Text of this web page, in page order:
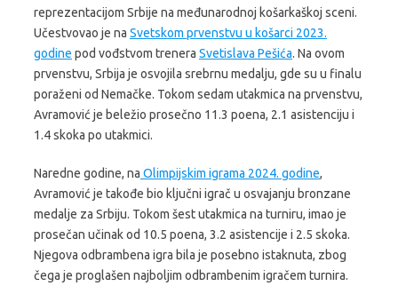
reprezentacijom Srbije na međunarodnoj košarkaškoj sceni.
Učestvovao je na Svetskom prvenstvu u košarci 2023.
godine pod vođstvom trenera Svetislava Pešića. Na ovom
prvenstvu, Srbija je osvojila srebrnu medalju, gde su u finalu
poraženi od Nemačke. Tokom sedam utakmica na prvenstvu,
Avramović je beležio prosečno 11.3 poena, 2.1 asistenciju i
1.4 skoka po utakmici.
Naredne godine, na Olimpijskim igrama 2024. godine,
Avramović je takođe bio ključni igrač u osvajanju bronzane
medalje za Srbiju. Tokom šest utakmica na turniru, imao je
prosečan učinak od 10.5 poena, 3.2 asistencije i 2.5 skoka.
Njegova odbrambena igra bila je posebno istaknuta, zbog
čega je proglašen najboljim odbrambenim igračem turnira.